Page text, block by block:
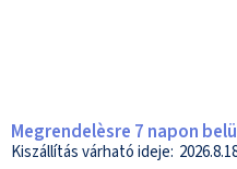
Megrendelèsre 7 napon